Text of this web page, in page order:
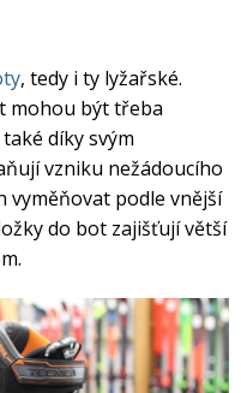
, tedy i ty lyžařské.
mohou být třeba
díky svým
vzniku nežádoucího
vyměňovat podle vnější
do bot zajišťují větší